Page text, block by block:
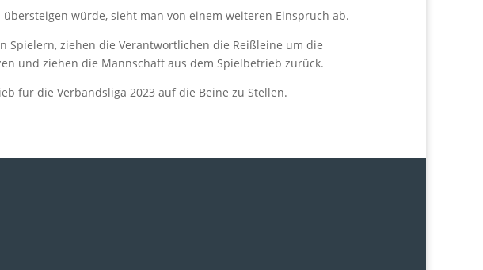
würde, sieht man von einem weiteren Einspruch ab.
Spielern, ziehen die Verantwortlichen die Reißleine um die
und ziehen die Mannschaft aus dem Spielbetrieb zurück.
für die Verbandsliga 2023 auf die Beine zu Stellen.